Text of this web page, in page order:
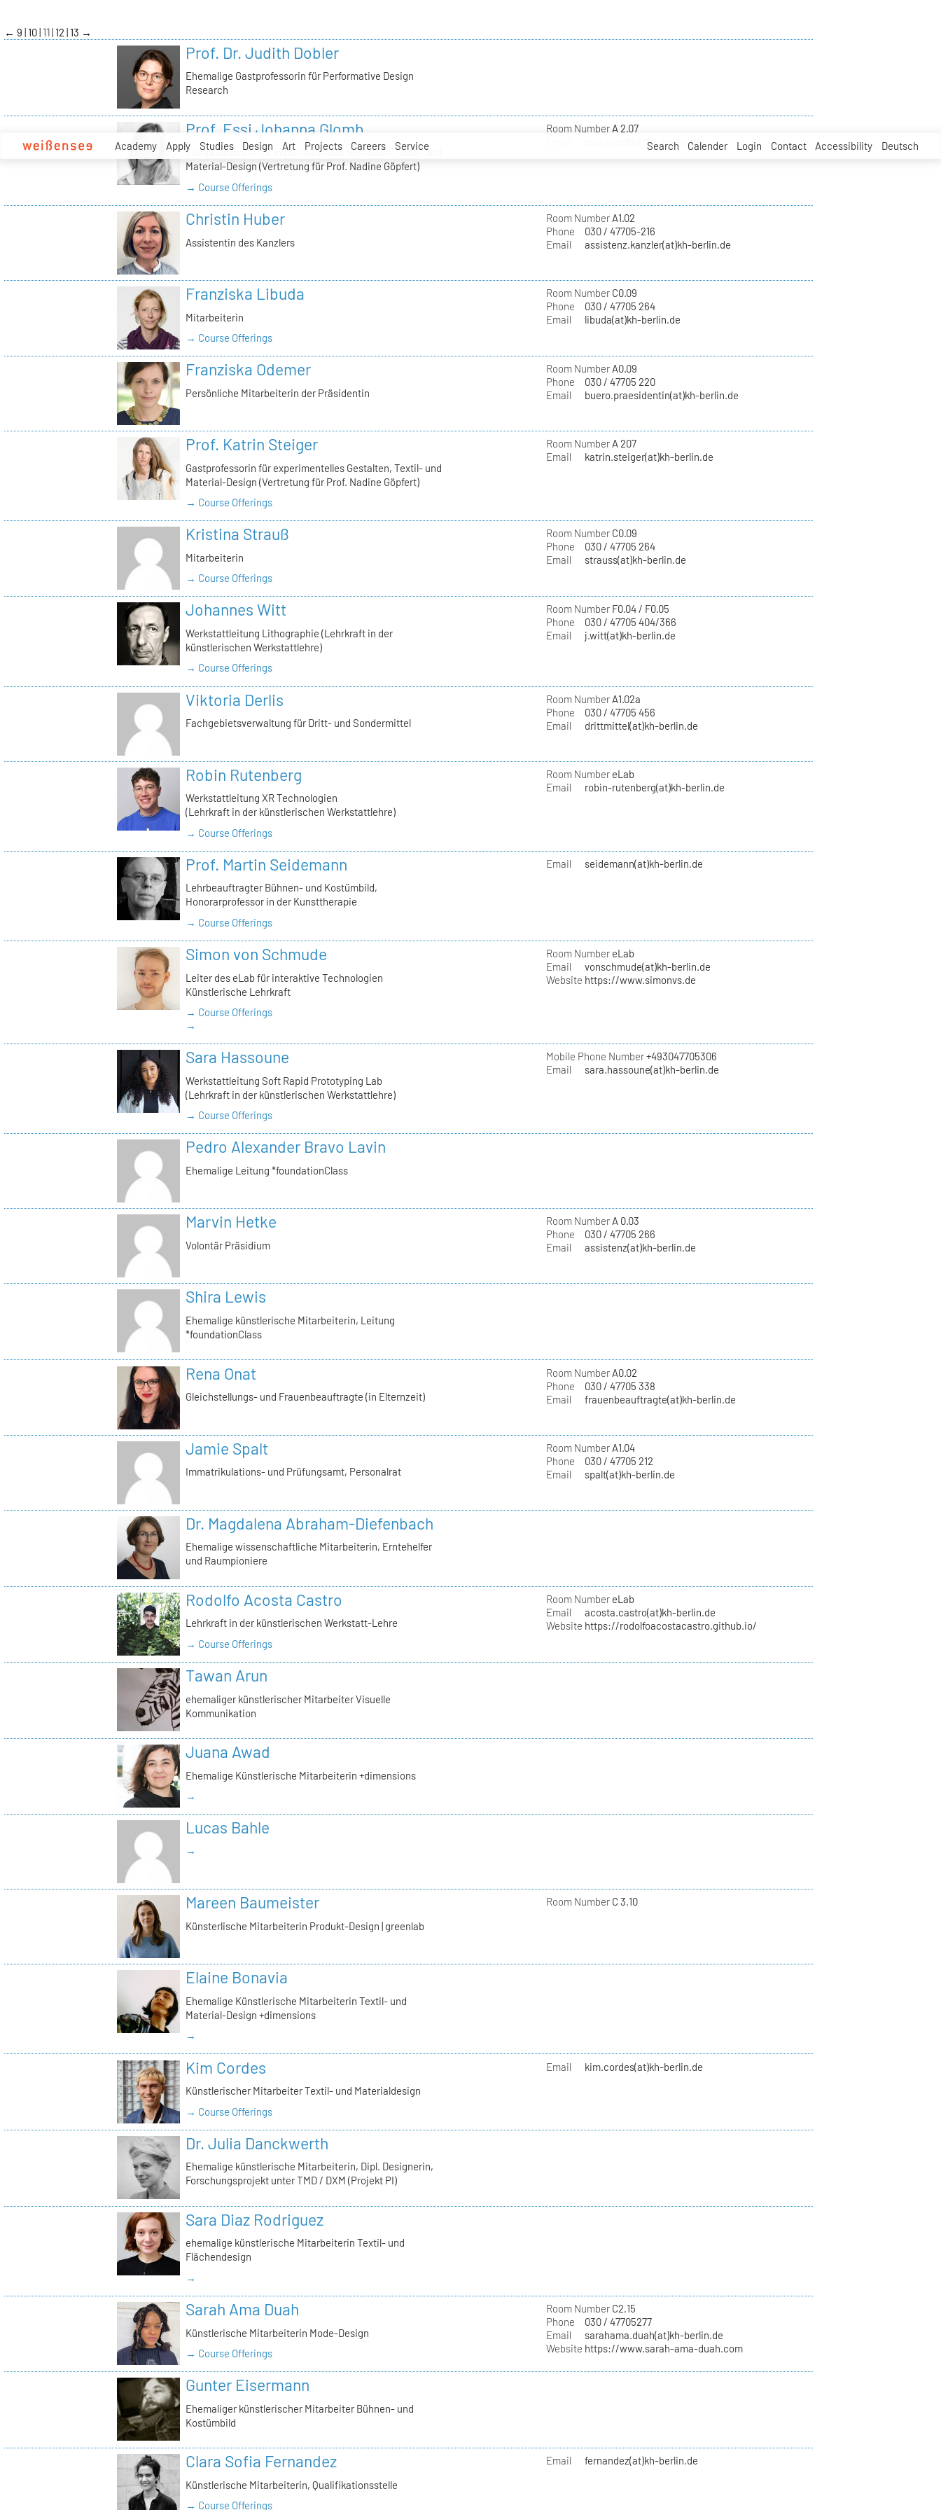
Academy Apply Studies Design Art Projects Careers Service Search Calender Login Contact Accessibility Deutsch
← 9 10 11 12 13 →
Prof. Dr. Judith Dobler
Ehemalige Gastprofessorin für Performative Design
Research
Prof. Essi Johanna Glomb
Gastprofessorin für experimentelles Gestalten, Textil- und
Material-Design (Vertretung für Prof. Nadine Göpfert)
→ Course Offerings
Room NumberA 2.07
essi.glomb(at)kh-berlin.de
Christin Huber
Assistentin des Kanzlers
Room NumberA1.02
Phone
030 / 47705-216
Email
assistenz.kanzler(at)kh-berlin.de
Franziska Libuda
Mitarbeiterin
→ Course Offerings
Room NumberC0.09
Phone
030 / 47705 264
Email
libuda(at)kh-berlin.de
Franziska Odemer
Persönliche Mitarbeiterin der Präsidentin
Room NumberA0.09
Phone
030 / 47705 220
Email
buero.praesidentin(at)kh-berlin.de
Prof. Katrin Steiger
Gastprofessorin für experimentelles Gestalten, Textil- und
Material-Design (Vertretung für Prof. Nadine Göpfert)
→ Course Offerings
Room NumberA 207
Email
katrin.steiger(at)kh-berlin.de
Kristina Strauß
Mitarbeiterin
→ Course Offerings
Room NumberC0.09
Phone
030 / 47705 264
Email
strauss(at)kh-berlin.de
Johannes Witt
Werkstattleitung Lithographie (Lehrkraft in der
künstlerischen Werkstattlehre)
→ Course Offerings
Room NumberF0.04 / F0.05
Phone
030 / 47705 404/366
Email
j.witt(at)kh-berlin.de
Viktoria Derlis
Fachgebietsverwaltung für Dritt- und Sondermittel
Room NumberA1.02a
Phone
030 / 47705 456
Email
drittmittel(at)kh-berlin.de
Robin Rutenberg
Werkstattleitung XR Technologien
(Lehrkraft in der künstlerischen Werkstattlehre)
→ Course Offerings
Room NumbereLab
Email
robin-rutenberg(at)kh-berlin.de
Prof. Martin Seidemann
Lehrbeauftragter Bühnen- und Kostümbild,
Honorarprofessor in der Kunsttherapie
→ Course Offerings
Email seidemann(at)kh-berlin.de
Simon von Schmude
Leiter des eLab für interaktive Technologien
Künstlerische Lehrkraft
→ Course Offerings
→
Room NumbereLab
Email
vonschmude(at)kh-berlin.de
Website https://www.simonvs.de
Sara Hassoune
Werkstattleitung Soft Rapid Prototyping Lab
(Lehrkraft in der künstlerischen Werkstattlehre)
→ Course Offerings
Mobile Phone Number+493047705306
Email
sara.hassoune(at)kh-berlin.de
Pedro Alexander Bravo Lavin
Ehemalige Leitung *foundationClass
Marvin Hetke
Volontär Präsidium
Room NumberA 0.03
Phone
030 / 47705 266
Email
assistenz(at)kh-berlin.de
Shira Lewis
Ehemalige künstlerische Mitarbeiterin, Leitung
*foundationClass
Rena Onat
Gleichstellungs- und Frauenbeauftragte (in Elternzeit)
Room NumberA0.02
Phone
030 / 47705 338
Email
frauenbeauftragte(at)kh-berlin.de
Jamie Spalt
Immatrikulations- und Prüfungsamt, Personalrat
Room NumberA1.04
Phone
030 / 47705 212
Email
spalt(at)kh-berlin.de
Dr. Magdalena Abraham-Diefenbach
Ehemalige wissenschaftliche Mitarbeiterin, Erntehelfer
und Raumpioniere
Rodolfo Acosta Castro
Lehrkraft in der künstlerischen Werkstatt-Lehre
→ Course Offerings
Room NumbereLab
Email
acosta.castro(at)kh-berlin.de
Website https://rodolfoacostacastro.github.io/
Tawan Arun
ehemaliger künstlerischer Mitarbeiter Visuelle
Kommunikation
Juana Awad
Ehemalige Künstlerische Mitarbeiterin +dimensions
→
Lucas Bahle
→
Mareen Baumeister
Künsterlische Mitarbeiterin Produkt-Design | greenlab
Room NumberC 3.10
Elaine Bonavia
Ehemalige Künstlerische Mitarbeiterin Textil- und
Material-Design +dimensions
→
Kim Cordes
Künstlerischer Mitarbeiter Textil- und Materialdesign
→ Course Offerings
Email kim.cordes(at)kh-berlin.de
Dr. Julia Danckwerth
Ehemalige künstlerische Mitarbeiterin, Dipl. Designerin,
Forschungsprojekt unter TMD / DXM (Projekt PI)
Sara Diaz Rodriguez
ehemalige künstlerische Mitarbeiterin Textil- und
Flächendesign
→
Sarah Ama Duah
Künstlerische Mitarbeiterin Mode-Design
→ Course Offerings
Room NumberC2.15
Phone
030 / 47705277
Email
sarahama.duah(at)kh-berlin.de
Website https://www.sarah-ama-duah.com
Gunter Eisermann
Ehemaliger künstlerischer Mitarbeiter Bühnen- und
Kostümbild
Clara Sofia Fernandez
Künstlerische Mitarbeiterin, Qualifikationsstelle
→ Course Offerings
Email fernandez(at)kh-berlin.de